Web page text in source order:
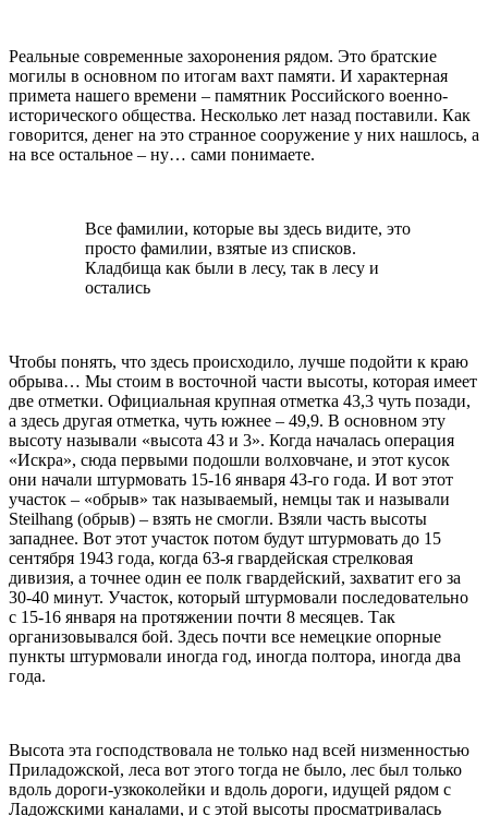
Реальные современные захоронения рядом. Это братские
могилы в основном по итогам вахт памяти. И характерная
примета нашего времени – памятник Российского военно-
исторического общества. Несколько лет назад поставили. Как
говорится, денег на это странное сооружение у них нашлось, а
на все остальное – ну… сами понимаете.
Все фамилии, которые вы здесь видите, это
просто фамилии, взятые из списков.
Кладбища как были в лесу, так в лесу и
остались
Чтобы понять, что здесь происходило, лучше подойти к краю
обрыва… Мы стоим в восточной части высоты, которая имеет
две отметки. Официальная крупная отметка 43,3 чуть позади,
а здесь другая отметка, чуть южнее – 49,9. В основном эту
высоту называли «высота 43 и 3». Когда началась операция
«Искра», сюда первыми подошли волховчане, и этот кусок
они начали штурмовать 15-16 января 43-го года. И вот этот
участок – «обрыв» так называемый, немцы так и называли
Steilhang (обрыв) – взять не смогли. Взяли часть высоты
западнее. Вот этот участок потом будут штурмовать до 15
сентября 1943 года, когда 63-я гвардейская стрелковая
дивизия, а точнее один ее полк гвардейский, захватит его за
30-40 минут. Участок, который штурмовали последовательно
с 15-16 января на протяжении почти 8 месяцев. Так
организовывался бой. Здесь почти все немецкие опорные
пункты штурмовали иногда год, иногда полтора, иногда два
года.
Высота эта господствовала не только над всей низменностью
Приладожской, леса вот этого тогда не было, лес был только
вдоль дороги-узкоколейки и вдоль дороги, идущей рядом с
Ладожскими каналами, и с этой высоты просматривалась